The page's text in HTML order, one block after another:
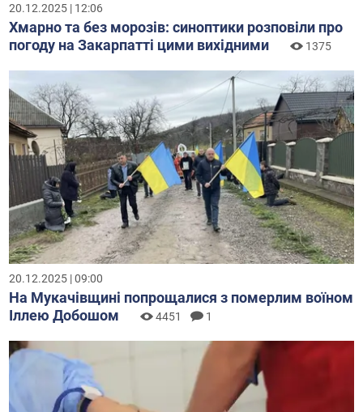
20.12.2025 | 12:06
Хмарно та без морозів: синоптики розповіли про
погоду на Закарпатті цими вихідними
1375
20.12.2025 | 09:00
На Мукачівщині попрощалися з померлим воїном
Іллею Добошом
4451 1